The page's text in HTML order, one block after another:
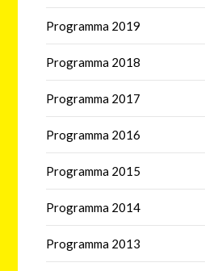
Programma 2019
Programma 2018
Programma 2017
Programma 2016
Programma 2015
Programma 2014
Programma 2013